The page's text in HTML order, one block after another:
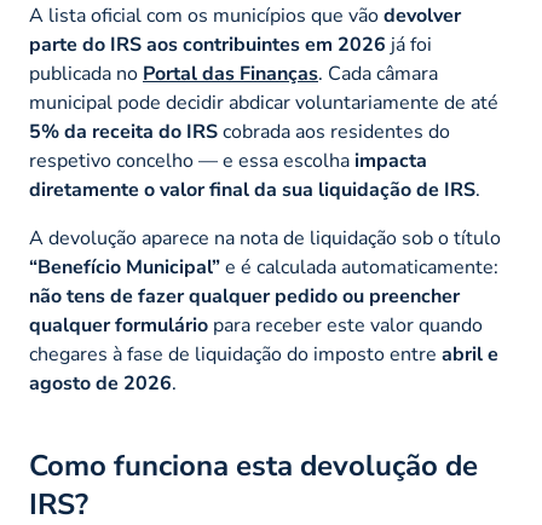
A lista oficial com os municípios que vãodevolver
parte do IRS aos contribuintes em 2026 já foi
publicada no Portal das Finanças. Cada câmara
municipal pode decidir abdicar voluntariamente de até
5% da receita do IRScobrada aos residentes do
respetivo concelho — e essa escolha impacta
diretamente o valor final da sua liquidação de IRS.
A devolução aparece na nota de liquidação sob o título
“Benefício Municipal”e é calculada automaticamente:
não tens de fazer qualquer pedido ou preencher
qualquer formulário para receber este valor quando
chegares à fase de liquidação do imposto entre abril e
agosto de 2026.
Como funciona esta devolução de
IRS?